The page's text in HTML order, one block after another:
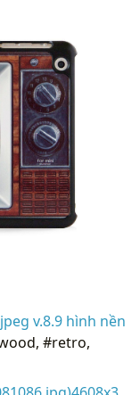
v.8.9 hình nền
#retro,